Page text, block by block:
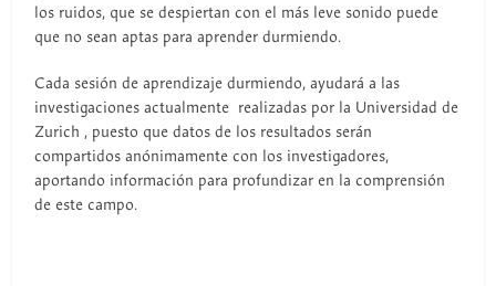
los ruidos, que se despiertan con el más leve sonido puede
que no sean aptas para aprender durmiendo.
Cada sesión de aprendizaje durmiendo, ayudará a las
investigaciones actualmente realizadas por la Universidad de
Zurich , puesto que datos de los resultados serán
compartidos anónimamente con los investigadores,
aportando información para profundizar en la comprensión
de este campo.